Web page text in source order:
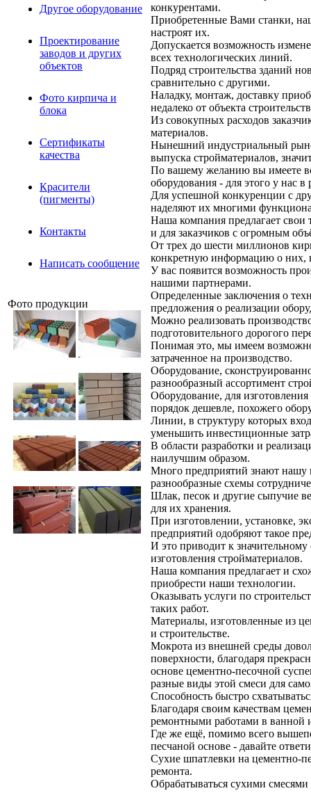
Другое оборудование
Проектирование
заводов и других
объектов
Фото кирпича и
блока
Сертификаты
качества
Красители
(пигменты)
Контакты
Написать сообщение
Фото продукции
конкурентами.
Приобретенные Вами станки,
настроят их.
Допускается возможность
всех технологических линий.
Подряд строительства зданий
сравнительно с другими.
Наладку, монтаж, доставку
недалеко от объекта
Из совокупных расходов
материалов.
Нынешний индустриальный
выпуска стройматериалов,
По вашему желанию вы имеете
оборудования - для этого у нас
Для успешной конкуренции с
наделяют их многими
Наша компания предлагает свои
и для заказчиков с огромным
От трех до шести миллионов
конкретную информацию о них,
У вас появится возможность
нашими партнерами.
Определенные заключения о
предложения о реализации
Можно реализовать
подготовительного дорогого
Понимая это, мы имеем
затраченное на производство.
Оборудование,
разнообразный ассортимент
Оборудование, для
порядок дешевле, похожего
Линии, в структуру которых
уменьшить инвестиционные
В области разработки и
наилучшим образом.
Много предприятий знают нашу
разнообразные схемы
Шлак, песок и другие сыпучие
для их хранения.
При изготовлении, установке,
предприятий одобряют такое
И это приводит к значительному
изготовления стройматериалов.
Наша компания предлагает и
приобрести наши технологии.
Оказывать услуги по
таких работ.
Материалы, изготовленные из
и строительстве.
Мокрота из внешней среды
поверхности, благодаря
основе цементно-песочной
разные виды этой смеси для
Способность быстро
Благодаря своим качествам
ремонтными работами в ванной
Где же ещё, помимо всего
песчаной основе - давайте
Сухие шпатлевки на цементно-
ремонта.
Обрабатываться сухими